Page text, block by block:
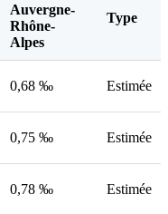
Auvergne-
Rhône-
Alpes
Type
0,68 ‰ Estimée
0,75 ‰ Estimée
0,78 ‰ Estimée